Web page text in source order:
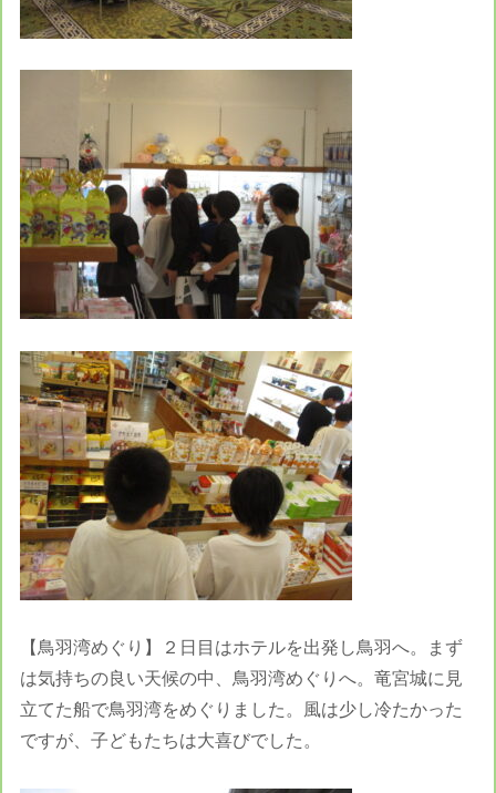
【鳥羽湾めぐり】２日目はホテルを出発し鳥羽へ。まず
は気持ちの良い天候の中、鳥羽湾めぐりへ。竜宮城に見
立てた船で鳥羽湾をめぐりました。風は少し冷たかった
ですが、子どもたちは大喜びでした。